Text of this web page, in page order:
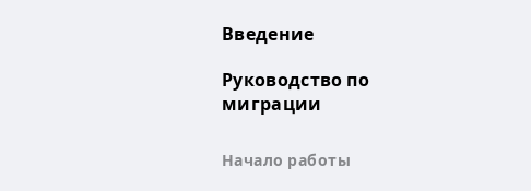
Введение
Руководство по
миграции
Начало работы